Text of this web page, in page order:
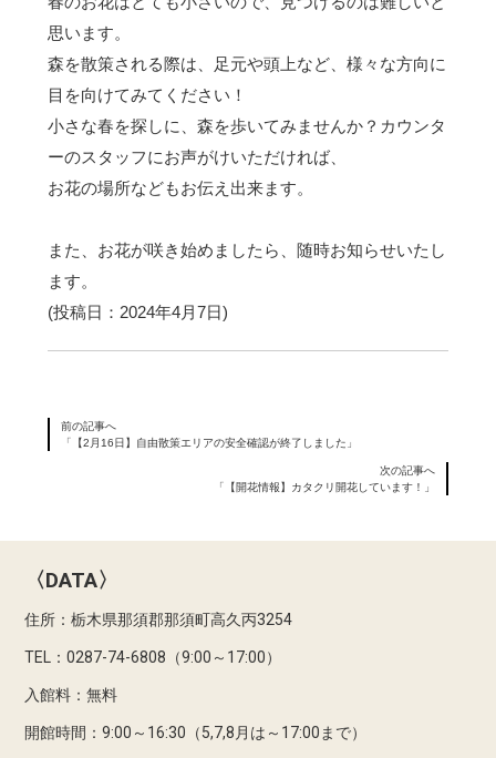
思います。
森を散策される際は、足元や頭上など、様々な方向に
目を向けてみてください！
小さな春を探しに、森を歩いてみませんか？カウンタ
ーのスタッフにお声がけいただければ、
お花の場所などもお伝え出来ます。
また、お花が咲き始めましたら、随時お知らせいたし
ます。
(投稿日：2024年4月7日)
前の記事へ
「【2月16日】自由散策エリアの安全確認が終了しました」
次の記事へ
「【開花情報】カタクリ開花しています！」
〈DATA〉
住所：栃木県那須郡那須町高久丙3254
TEL：0287-74-6808（9:00～17:00）
入館料：無料
開館時間：9:00～16:30（5,7,8月は～17:00まで）